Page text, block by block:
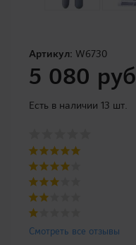
Артикул: W6730
5 080 руб
Есть в наличии 13 шт.
Смотреть все отзывы